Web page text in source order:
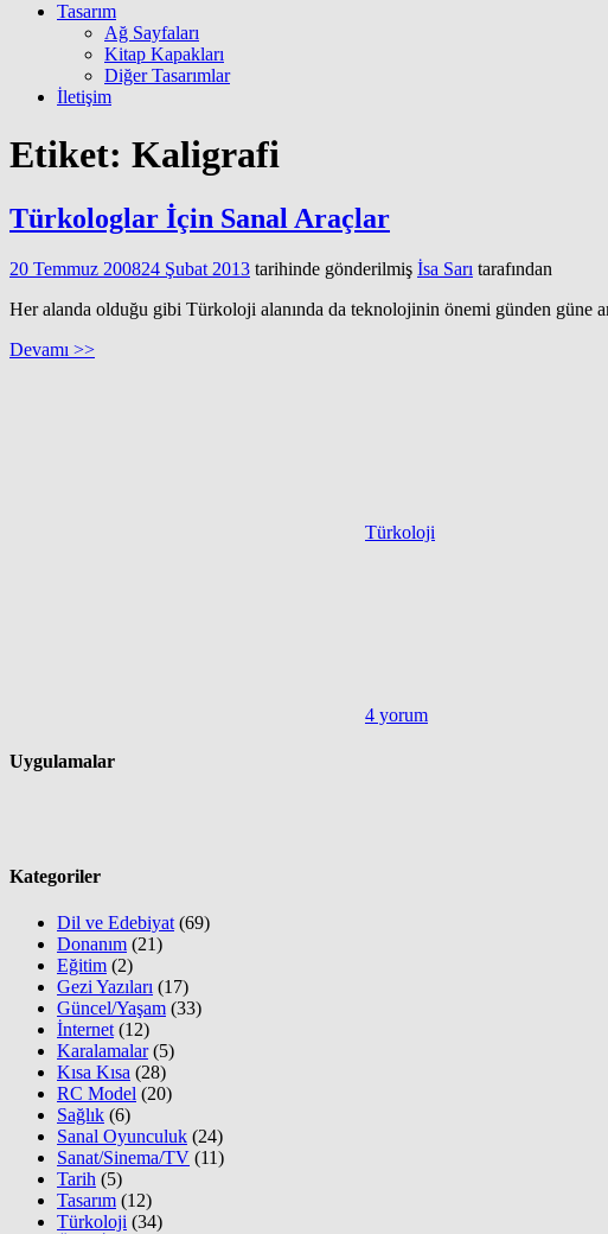
Tasarım
Ağ Sayfaları
Kitap Kapakları
Diğer Tasarımlar
İletişim
Etiket: Kaligrafi
Türkologlar İçin Sanal Araçlar
20 Temmuz 200824 Şubat 2013 tarihinde gönderilmiş İsa Sarı tarafından
Her alanda olduğu gibi Türkoloji alanında da teknolojinin önemi günden güne
Devamı >>
Türkoloji
4 yorum
Uygulamalar
Kategoriler
Dil ve Edebiyat (69)
Donanım (21)
Eğitim (2)
Gezi Yazıları (17)
Güncel/Yaşam (33)
İnternet (12)
Karalamalar(5)
Kısa Kısa (28)
RC Model (20)
Sağlık (6)
Sanal Oyunculuk (24)
Sanat/Sinema/TV (11)
Tarih (5)
Tasarım (12)
Türkoloji (34)